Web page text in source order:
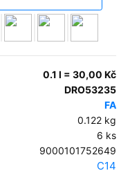
0.1 l = 30,00 Kč
DRO53235
FA
0.122 kg
6 ks
9000101752649
C14